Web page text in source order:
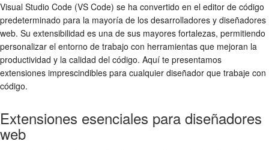
Visual Studio Code (VS Code) se ha convertido en el editor de código
predeterminado para la mayoría de los desarrolladores y diseñadores
web. Su extensibilidad es una de sus mayores fortalezas, permitiendo
personalizar el entorno de trabajo con herramientas que mejoran la
productividad y la calidad del código. Aquí te presentamos
extensiones imprescindibles para cualquier diseñador que trabaje con
código.
Extensiones esenciales para diseñadores
web